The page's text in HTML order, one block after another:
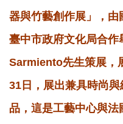
器與竹藝創作展」，
臺中市政府文化局合
Sarmiento先生策展，
31日，展出兼具時尚
品，這是工藝中心與